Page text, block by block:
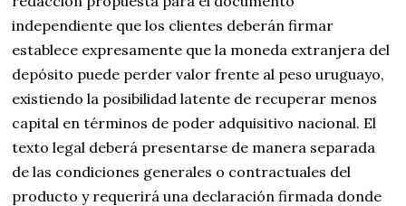
independiente que los clientes deberán firmar
establece expresamente que la moneda extranjera del
depósito puede perder valor frente al peso uruguayo,
existiendo la posibilidad latente de recuperar menos
capital en términos de poder adquisitivo nacional. El
texto legal deberá presentarse de manera separada
de las condiciones generales o contractuales del
producto y requerirá una declaración firmada donde